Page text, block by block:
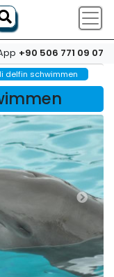
+90 506 771 09 07
delfin schwimmen